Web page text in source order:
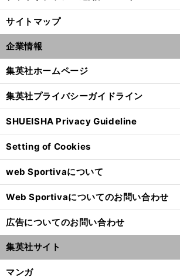
、
な
」
サイトマップ
企業情報
集英社ホームページ
集英社プライバシーガイドライン
SHUEISHA Privacy Guideline
Setting of Cookies
web Sportivaについて
Web Sportivaについてのお問い合わせ
広告についてのお問い合わせ
集英社サイト
マンガ